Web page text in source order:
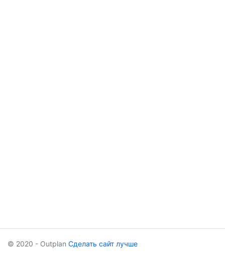
© 2020 - Outplan Сделать сайт лучше